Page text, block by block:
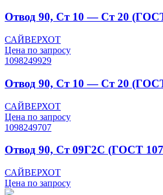
Отвод 90, Ст 10 — Ст 20
САЙВЕРХОТ
Цена по запросу
1098249929
Отвод 90, Ст 10 — Ст 20
САЙВЕРХОТ
Цена по запросу
1098249707
Отвод 90, Ст 09Г2С (ГОСТ
САЙВЕРХОТ
Цена по запросу